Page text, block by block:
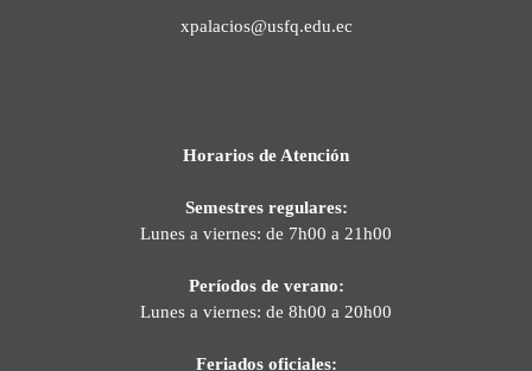
xpalacios@usfq.edu.ec
Horarios de Atención
Semestres regulares:
Lunes a viernes: de 7h00 a 21h00
Períodos de verano:
Lunes a viernes: de 8h00 a 20h00
Feriados oficiales: